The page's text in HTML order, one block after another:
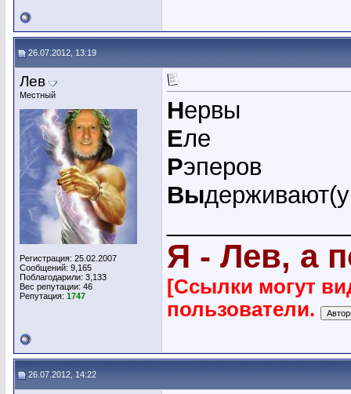
26.07.2012, 13:19
Лев
Местный
Регистрация: 25.02.2007
Сообщений: 9,165
Поблагодарили: 3,133
Вес репутации: 46
Репутация: 1747
Нервы
Еле
Рэперов
Вы
Я - Лев, а
[Ссылки могут
пользователи.
26.07.2012, 14:22